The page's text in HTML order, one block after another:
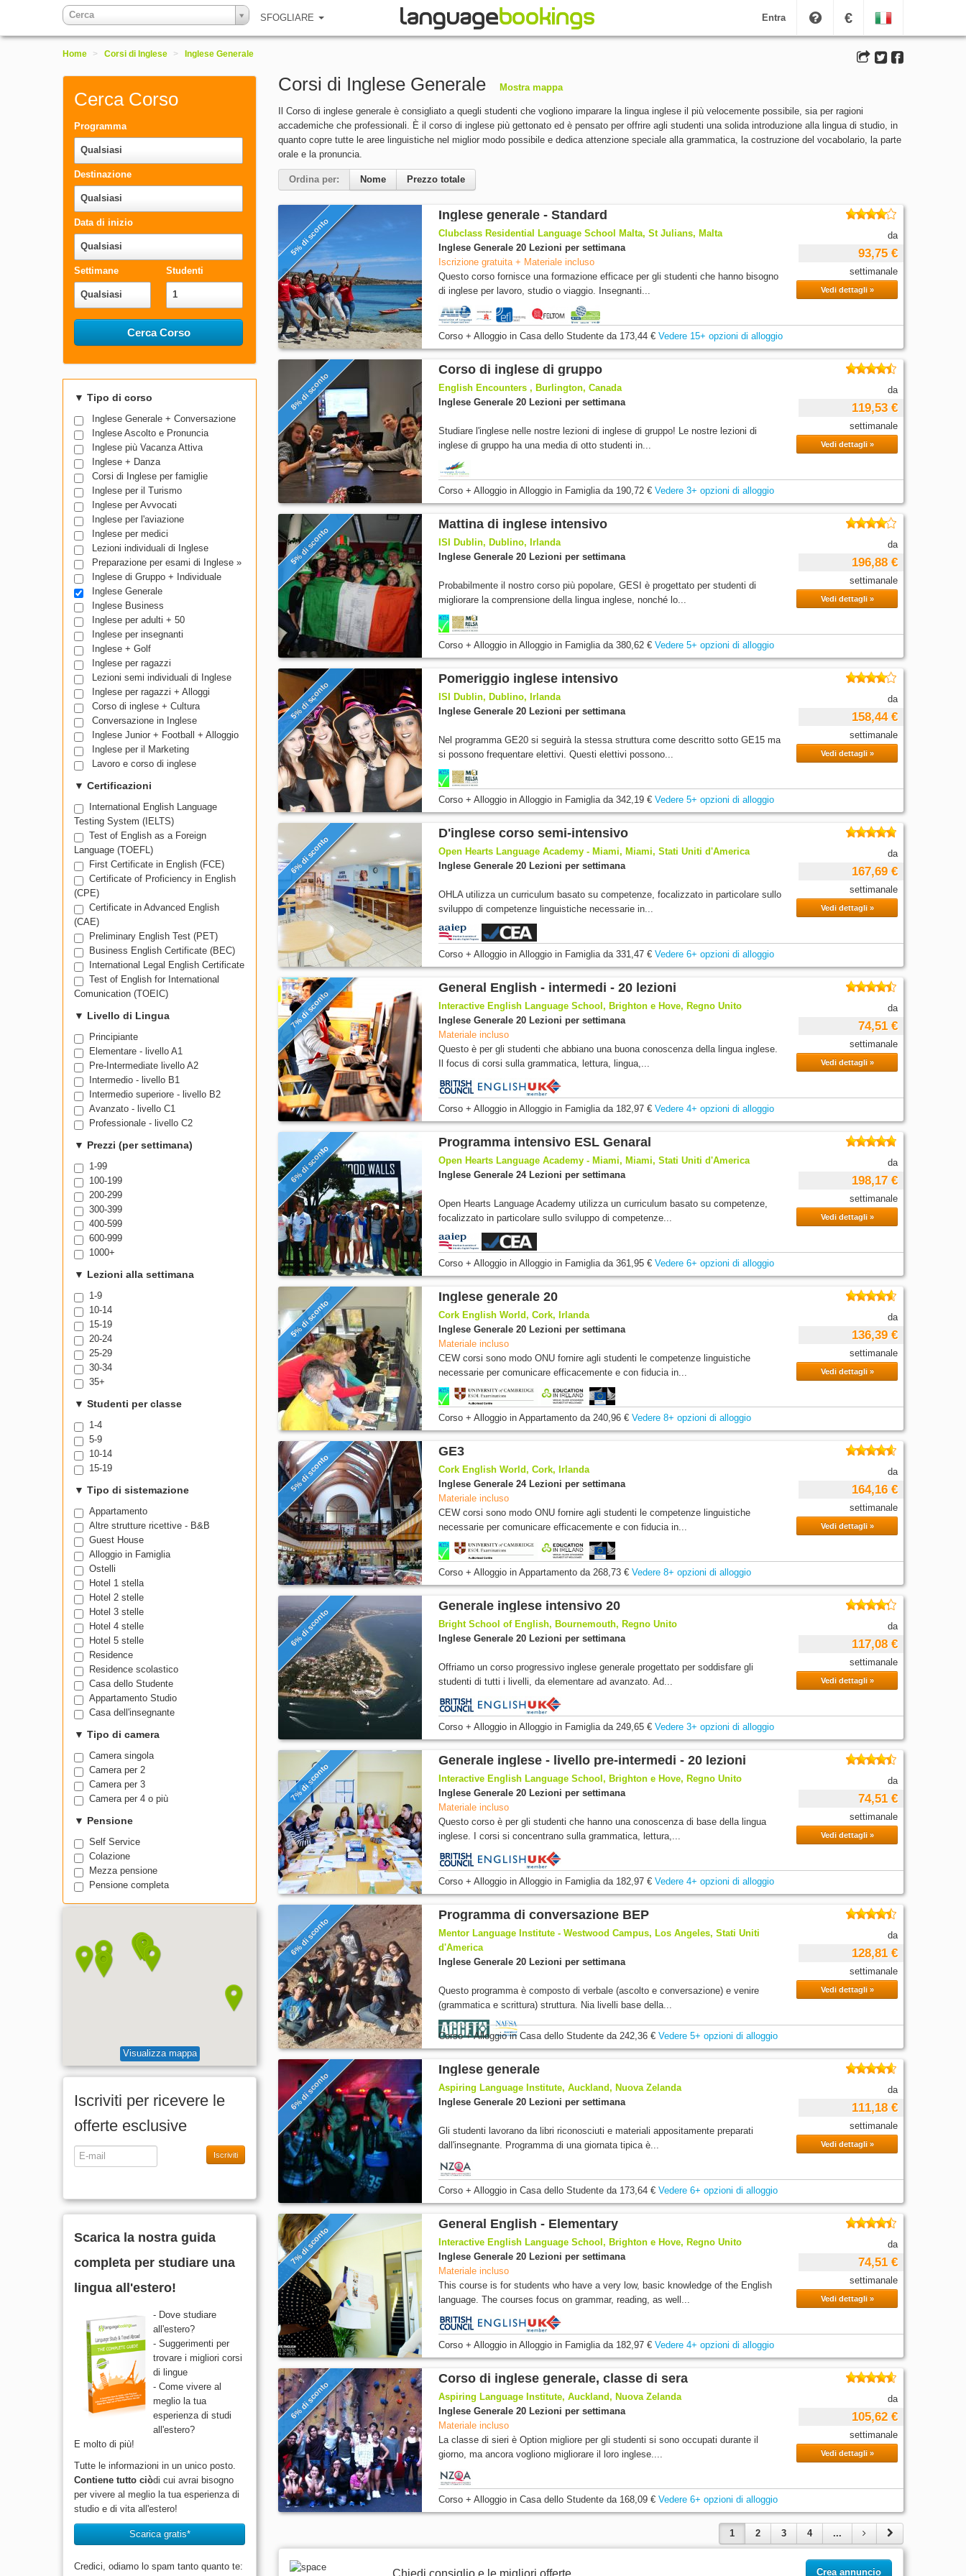
Cerca SFOGLIARE Entra €
Home > Corsi di Inglese > Inglese Generale
Cerca Corso
Programma
Qualsiasi
Destinazione
Qualsiasi
Data di inizio
Qualsiasi
Settimane
Qualsiasi
Studenti
1
Cerca Corso
▼ Tipo di corso
Inglese Generale + Conversazione
Inglese Ascolto e Pronuncia
Inglese più Vacanza Attiva
Inglese + Danza
Corsi di Inglese per famiglie
Inglese per il Turismo
Inglese per Avvocati
Inglese per l'aviazione
Inglese per medici
Lezioni individuali di Inglese
Preparazione per esami di Inglese »
Inglese di Gruppo + Individuale
Inglese Generale
Inglese Business
Inglese per adulti + 50
Inglese per insegnanti
Inglese + Golf
Inglese per ragazzi
Lezioni semi individuali di Inglese
Inglese per ragazzi + Alloggi
Corso di inglese + Cultura
Conversazione in Inglese
Inglese Junior + Football + Alloggio
Inglese per il Marketing
Lavoro e corso di inglese
▼ Certificazioni
International English Language
Testing System (IELTS)
Test of English as a Foreign
Language (TOEFL)
First Certificate in English (FCE)
Certificate of Proficiency in English
(CPE)
Certificate in Advanced English
(CAE)
Preliminary English Test (PET)
Business English Certificate (BEC)
International Legal English Certificate
Test of English for International
Comunication (TOEIC)
▼ Livello di Lingua
Principiante
Elementare - livello A1
Pre-Intermediate livello A2
Intermedio - livello B1
Intermedio superiore - livello B2
Avanzato - livello C1
Professionale - livello C2
▼ Prezzi (per settimana)
1-99
100-199
200-299
300-399
400-599
600-999
1000+
▼ Lezioni alla settimana
1-9
10-14
15-19
20-24
25-29
30-34
35+
▼ Studenti per classe
1-4
5-9
10-14
15-19
▼ Tipo di sistemazione
Appartamento
Altre strutture ricettive - B&B
Guest House
Alloggio in Famiglia
Ostelli
Hotel 1 stella
Hotel 2 stelle
Hotel 3 stelle
Hotel 4 stelle
Hotel 5 stelle
Residence
Residence scolastico
Casa dello Studente
Appartamento Studio
Casa dell'insegnante
▼ Tipo di camera
Camera singola
Camera per 2
Camera per 3
Camera per 4 o più
▼ Pensione
Self Service
Colazione
Mezza pensione
Pensione completa
Visualizza mappa
Iscriviti per ricevere le
offerte esclusive
Iscriviti
Scarica la nostra guida
completa per studiare una
lingua all'estero!
- Dove studiare
all'estero?
- Suggerimenti per
trovare i migliori corsi
di lingue
- Come vivere al
meglio la tua
esperienza di studi
all'estero?
E molto di più!
Tutte le informazioni in un unico posto.
Contiene tutto ciòdi cui avrai bisogno
per vivere al meglio la tua esperienza di
studio e di vita all'estero!
Scarica gratis*
Credici, odiamo lo spam tanto quanto te:
Corsi di Inglese Generale Mostra mappa
Il Corso di inglese generale è consigliato a quegli studenti che vogliono imparare la lingua inglese il più velocemente possibile, sia per ragioni
accademiche che professionali. È il corso di inglese più gettonato ed è pensato per offrire agli studenti una solida introduzione alla lingua di studio, in
quanto copre tutte le aree linguistiche nel miglior modo possibile e dedica attenzione speciale alla grammatica, la costruzione del vocabolario, la parte
orale e la pronuncia.
Ordina per: Nome Prezzo totale
5% di sconto
Inglese generale - Standard
Clubclass Residential Language School Malta, St Julians, Malta
Inglese Generale 20 Lezioni per settimana
Iscrizione gratuita + Materiale incluso
Questo corso fornisce una formazione efficace per gli studenti che hanno bisogno
di inglese per lavoro, studio o viaggio. Insegnanti...
da
93,75 €
settimanale
Vedi dettagli »
Corso + Alloggioin Casa dello Studente da 173,44 € Vedere 15+ opzioni di alloggio
8% di sconto
Corso di inglese di gruppo
English Encounters , Burlington, Canada
Inglese Generale 20 Lezioni per settimana
Studiare l'inglese nelle nostre lezioni di inglese di gruppo! Le nostre lezioni di
inglese di gruppo ha una media di otto studenti in...
da
119,53 €
settimanale
Vedi dettagli »
Corso + Alloggioin Alloggio in Famigliada 190,72 € Vedere 3+ opzioni di alloggio
5% di sconto
Mattina di inglese intensivo
ISI Dublin, Dublino, Irlanda
Inglese Generale 20 Lezioni per settimana
Probabilmente il nostro corso più popolare, GESI è progettato per studenti di
migliorare la comprensione della lingua inglese, nonché lo...
da
196,88 €
settimanale
Vedi dettagli »
Corso + Alloggioin Alloggio in Famigliada380,62 € Vedere 5+ opzioni di alloggio
5% di sconto
Pomeriggio inglese intensivo
ISI Dublin, Dublino, Irlanda
Inglese Generale 20 Lezioni per settimana
Nel programma GE20 si seguirà la stessa struttura come descritto sotto GE15 ma
si possono frequentare elettivi. Questi elettivi possono...
da
158,44 €
settimanale
Vedi dettagli »
Corso + Alloggioin Alloggio in Famigliada342,19 € Vedere 5+ opzioni di alloggio
6% di sconto
D'inglese corso semi-intensivo
Open Hearts Language Academy - Miami, Miami, Stati Uniti d'America
Inglese Generale 20 Lezioni per settimana
OHLA utilizza un curriculum basato su competenze, focalizzato in particolare sullo
sviluppo di competenze linguistiche necessarie in...
da
167,69 €
settimanale
Vedi dettagli »
Corso + Alloggioin Alloggio in Famigliada331,47 € Vedere 6+ opzioni di alloggio
7% di sconto
General English - intermedi - 20 lezioni
Interactive English Language School, Brighton e Hove, Regno Unito
Inglese Generale 20 Lezioni per settimana
Materiale incluso
Questo è per gli studenti che abbiano una buona conoscenza della lingua inglese.
Il focus di corsi sulla grammatica, lettura, lingua,...
da
74,51 €
settimanale
Vedi dettagli »
Corso + Alloggioin Alloggio in Famigliada 182,97 € Vedere 4+ opzioni di alloggio
6% di sconto
Programma intensivo ESL Genaral
Open Hearts Language Academy - Miami, Miami, Stati Uniti d'America
Inglese Generale 24 Lezioni per settimana
Open Hearts Language Academy utilizza un curriculum basato su competenze,
focalizzato in particolare sullo sviluppo di competenze...
da
198,17 €
settimanale
Vedi dettagli »
Corso + Alloggioin Alloggio in Famigliada361,95 € Vedere 6+ opzioni di alloggio
5% di sconto
Inglese generale 20
Cork English World, Cork, Irlanda
Inglese Generale 20 Lezioni per settimana
Materiale incluso
CEW corsi sono modo ONU fornire agli studenti le competenze linguistiche
necessarie per comunicare efficacemente e con fiducia in...
da
136,39 €
settimanale
Vedi dettagli »
Corso + Alloggioin Appartamento da240,96 € Vedere 8+ opzioni di alloggio
5% di sconto
GE3
Cork English World, Cork, Irlanda
Inglese Generale 24 Lezioni per settimana
Materiale incluso
CEW corsi sono modo ONU fornire agli studenti le competenze linguistiche
necessarie per comunicare efficacemente e con fiducia in...
da
164,16 €
settimanale
Vedi dettagli »
Corso + Alloggioin Appartamento da268,73 € Vedere 8+ opzioni di alloggio
6% di sconto
Generale inglese intensivo 20
Bright School of English, Bournemouth, Regno Unito
Inglese Generale 20 Lezioni per settimana
Offriamo un corso progressivo inglese generale progettato per soddisfare gli
studenti di tutti i livelli, da elementare ad avanzato. Ad...
da
117,08 €
settimanale
Vedi dettagli »
Corso + Alloggioin Alloggio in Famigliada249,65 € Vedere 3+ opzioni di alloggio
7% di sconto
Generale inglese - livello pre-intermedi - 20 lezioni
Interactive English Language School, Brighton e Hove, Regno Unito
Inglese Generale 20 Lezioni per settimana
Materiale incluso
Questo corso è per gli studenti che hanno una conoscenza di base della lingua
inglese. I corsi si concentrano sulla grammatica, lettura,...
da
74,51 €
settimanale
Vedi dettagli »
Corso + Alloggioin Alloggio in Famigliada 182,97 € Vedere 4+ opzioni di alloggio
6% di sconto
Programma di conversazione BEP
Mentor Language Institute - Westwood Campus, Los Angeles, Stati Uniti
d'America
Inglese Generale 20 Lezioni per settimana
Questo programma è composto di verbale (ascolto e conversazione) e venire
(grammatica e scrittura) struttura. Nia livelli base della...
da
128,81 €
settimanale
Vedi dettagli »
Corso + Alloggioin Casa dello Studente da242,36 € Vedere 5+ opzioni di alloggio
6% di sconto
Inglese generale
Aspiring Language Institute, Auckland, Nuova Zelanda
Inglese Generale 20 Lezioni per settimana
Gli studenti lavorano da libri riconosciuti e materiali appositamente preparati
dall'insegnante. Programma di una giornata tipica è...
da
111,18 €
settimanale
Vedi dettagli »
Corso + Alloggioin Casa dello Studente da 173,64 € Vedere 6+ opzioni di alloggio
7% di sconto
General English - Elementary
Interactive English Language School, Brighton e Hove, Regno Unito
Inglese Generale 20 Lezioni per settimana
Materiale incluso
This course is for students who have a very low, basic knowledge of the English
language. The courses focus on grammar, reading, as well...
da
74,51 €
settimanale
Vedi dettagli »
Corso + Alloggioin Alloggio in Famigliada 182,97 € Vedere 4+ opzioni di alloggio
6% di sconto
Corso di inglese generale, classe di sera
Aspiring Language Institute, Auckland, Nuova Zelanda
Inglese Generale 20 Lezioni per settimana
Materiale incluso
La classe di sieri è Option migliore per gli studenti si sono occupati durante il
giorno, ma ancora vogliono migliorare il loro inglese....
da
105,62 €
settimanale
Vedi dettagli »
Corso + Alloggioin Casa dello Studente da 168,09 € Vedere 6+ opzioni di alloggio
1 2 3 4 ...
Chiedi consiglio e le migliori offerte Crea annuncio